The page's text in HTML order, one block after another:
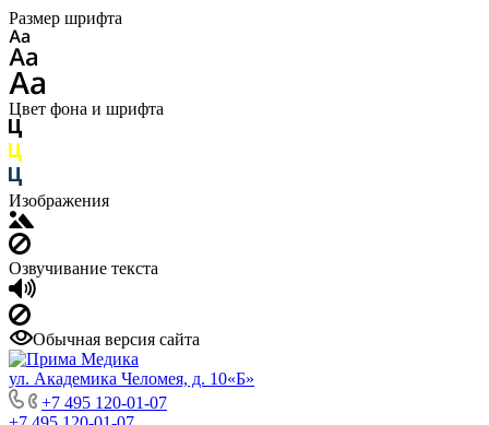
Размер шрифта
Цвет фона и шрифта
Изображения
Озвучивание текста
Обычная версия сайта
ул. Академика Челомея, д. 10«Б»
+7 495 120-01-07